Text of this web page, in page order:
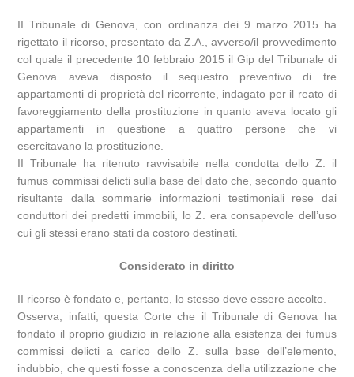
II Tribunale di Genova, con ordinanza dei 9 marzo 2015 ha
rigettato il ricorso, presentato da Z.A., avverso/il provvedimento
col quale il precedente 10 febbraio 2015 il Gip del Tribunale di
Genova aveva disposto il sequestro preventivo di tre
appartamenti di proprietà del ricorrente, indagato per il reato di
favoreggiamento della prostituzione in quanto aveva locato gli
appartamenti in questione a quattro persone che vi
esercitavano la prostituzione.
II Tribunale ha ritenuto ravvisabile nella condotta dello Z. il
fumus commissi delicti sulla base del dato che, secondo quanto
risultante dalla sommarie informazioni testimoniali rese dai
conduttori dei predetti immobili, lo Z. era consapevole dell’uso
cui gli stessi erano stati da costoro destinati.
Considerato in diritto
II ricorso è fondato e, pertanto, lo stesso deve essere accolto.
Osserva, infatti, questa Corte che il Tribunale di Genova ha
fondato il proprio giudizio in relazione alla esistenza dei fumus
commissi delicti a carico dello Z. sulla base dell’elemento,
indubbio, che questi fosse a conoscenza della utilizzazione che